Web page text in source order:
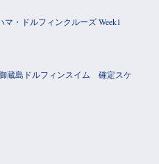
マ・ドルフィンクルーズ Week1
御蔵島ドルフィンスイム 確定スケ